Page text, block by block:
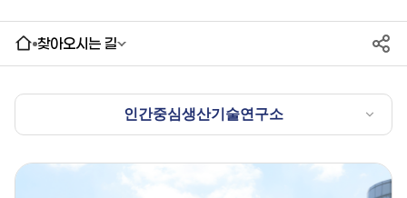
찾아오시는 길
인간중심생산기술연구소